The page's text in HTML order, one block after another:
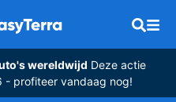
wereldwijd Deze actie
- profiteer vandaag nog!